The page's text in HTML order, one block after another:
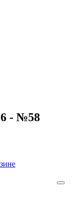
- №58